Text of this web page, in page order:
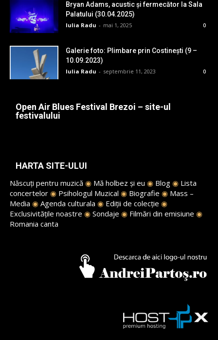
Bryan Adams, acustic și fermecător la Sala
Palatului (30.04.2025)
Iulia Radu - mai 1, 2025 0
Galerie foto: Plimbare prin Costinești (9 –
10.09.2023)
Iulia Radu - septembrie 11, 2023 0
Open Air Blues Festival Brezoi – site-ul
festivalului
HARTA SITE-ULUI
Născuți pentru muzică ◉ Mă holbez și eu ◉ Blog ◉ Lista
concertelor ◉ Psihologul Muzical ◉ Biografie ◉ Mass –
Media ◉ Agenda culturala ◉ Ediții de colecție ◉
Exclusivitățile noastre ◉ Sondaje ◉ Filmări din emisiune ◉
Romania canta